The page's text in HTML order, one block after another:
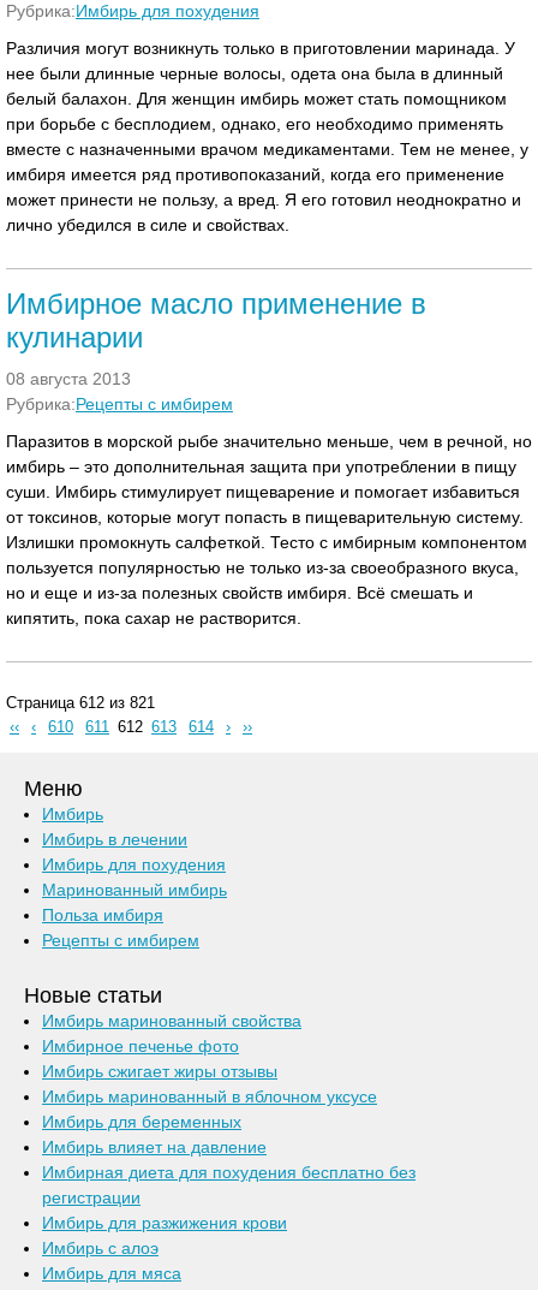
Рубрика:Имбирь для похудения
Различия могут возникнуть только в приготовлении маринада. У
нее были длинные черные волосы, одета она была в длинный
белый балахон. Для женщин имбирь может стать помощником
при борьбе с бесплодием, однако, его необходимо применять
вместе с назначенными врачом медикаментами. Тем не менее, у
имбиря имеется ряд противопоказаний, когда его применение
может принести не пользу, а вред. Я его готовил неоднократно и
лично убедился в силе и свойствах.
Имбирное масло применение в
кулинарии
08 августа 2013
Рубрика:Рецепты с имбирем
Паразитов в морской рыбе значительно меньше, чем в речной, но
имбирь – это дополнительная защита при употреблении в пищу
суши. Имбирь стимулирует пищеварение и помогает избавиться
от токсинов, которые могут попасть в пищеварительную систему.
Излишки промокнуть салфеткой. Тесто с имбирным компонентом
пользуется популярностью не только из-за своеобразного вкуса,
но и еще и из-за полезных свойств имбиря. Всё смешать и
кипятить, пока сахар не растворится.
Страница 612 из 821
‹‹
‹ 610 611 612 613 614 › ››
Меню
Имбирь
Имбирь в лечении
Имбирь для похудения
Маринованный имбирь
Польза имбиря
Рецепты с имбирем
Новые статьи
Имбирь маринованный свойства
Имбирное печенье фото
Имбирь сжигает жиры отзывы
Имбирь маринованный в яблочном уксусе
Имбирь для беременных
Имбирь влияет на давление
Имбирная диета для похудения бесплатно без
регистрации
Имбирь для разжижения крови
Имбирь с алоэ
Имбирь для мяса